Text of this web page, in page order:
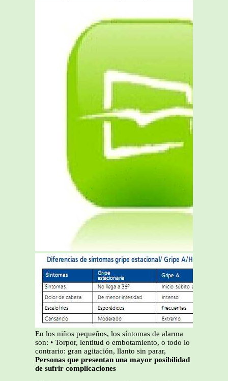
En los niños pequeños, los síntomas de alarma
son: • Torpor, lentitud o embotamiento, o todo lo
contrario: gran agitación, llanto sin parar,
Personas que presentan una mayor posibilidad
de sufrir complicaciones